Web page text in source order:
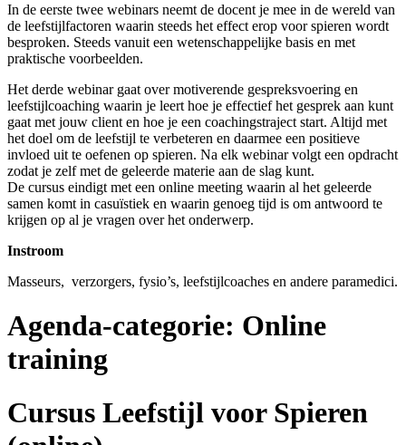
In de eerste twee webinars neemt de docent je mee in de wereld van
de leefstijlfactoren waarin steeds het effect erop voor spieren wordt
besproken. Steeds vanuit een wetenschappelijke basis en met
praktische voorbeelden.
Het derde webinar gaat over motiverende gespreksvoering en
leefstijlcoaching waarin je leert hoe je effectief het gesprek aan kunt
gaat met jouw client en hoe je een coachingstraject start. Altijd met
het doel om de leefstijl te verbeteren en daarmee een positieve
invloed uit te oefenen op spieren. Na elk webinar volgt een opdracht
zodat je zelf met de geleerde materie aan de slag kunt.
De cursus eindigt met een online meeting waarin al het geleerde
samen komt in casuïstiek en waarin genoeg tijd is om antwoord te
krijgen op al je vragen over het onderwerp.
Instroom
Masseurs, verzorgers, fysio’s, leefstijlcoaches en andere paramedici.
Agenda-categorie: Online
training
Cursus Leefstijl voor Spieren